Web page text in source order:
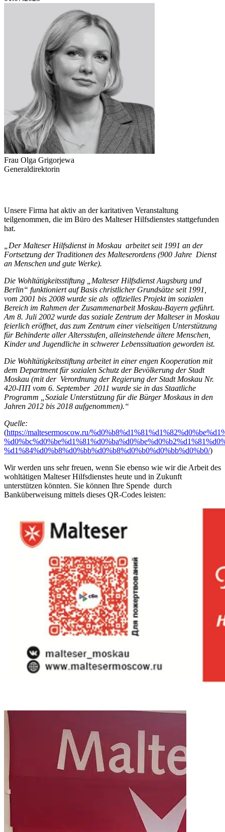
Frau Olga Grigorjewa
Generaldirektorin
Unsere Firma hat aktiv an der karitativen Veranstaltung
teilgenommen, die im Büro des Malteser Hilfsdienstes stattgefunden
hat.
„Der Malteser Hilfsdienst in Moskau arbeitet seit 1991 an der
Fortsetzung der Traditionen des Malteserordens (900 Jahre Dienst
an Menschen und gute Werke).
Die Wohltätigkeitsstiftung „Malteser Hilfsdienst Augsburg und
Berlin“ funktioniert auf Basis christlicher Grundsätze seit 1991,
vom 2001 bis 2008 wurde sie als offizielles Projekt im sozialen
Bereich im Rahmen der Zusammenarbeit Moskau-Bayern geführt.
Am 8. Juli 2002 wurde das soziale Zentrum der Malteser in Moskau
feierlich eröffnet, das zum Zentrum einer vielseitigen Unterstützung
für Behinderte aller Altersstufen, alleinstehende ältere Menschen,
Kinder und Jugendliche in schwerer Lebenssituation geworden ist.
Die Wohltätigkeitsstiftung arbeitet in einer engen Kooperation mit
dem Department für sozialen Schutz der Bevölkerung der Stadt
Moskau (mit der Verordnung der Regierung der Stadt Moskau Nr.
420-ПП vom 6. September 2011 wurde sie in das Staatliche
Programm „Soziale Unterstützung für die Bürger Moskaus in den
Jahren 2012 bis 2018 aufgenommen).“
Quelle:
(https://maltesermoscow.ru/
%d1%84%d0%b8%d0%bb%d0%b8%d0%b0%d0%bb%d0%b0/)
Wir werden uns sehr freuen, wenn Sie ebenso wie wir die Arbeit des
wohltätigen Malteser Hilfsdienstes heute und in Zukunft
unterstützen könnten. Sie können Ihre Spende durch
Banküberweisung mittels dieses QR-Codes leisten: